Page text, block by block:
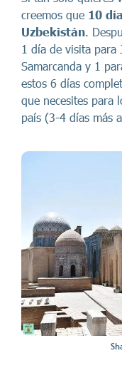
creemos que 10
Uzbekistán.
1 día de visita para
Samarcanda y 1
estos 6 días
que necesites para
país (3-4 días más